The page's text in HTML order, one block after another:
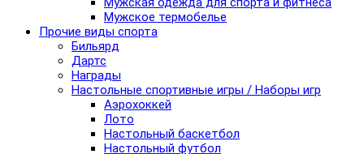
Мужское термобелье
Прочие виды спорта
Бильярд
Дартс
Награды
Настольные спортивные игры / Наборы игр
Аэрохоккей
Лото
Настольный баскетбол
Настольный футбол